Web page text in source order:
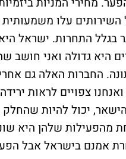
השירותים עלו
בגלל התחרות. ישראל
היא גדולה ואני
החברות האלה גם
צפויים לראות
יכול להיות
מהפעילות שלהן היא